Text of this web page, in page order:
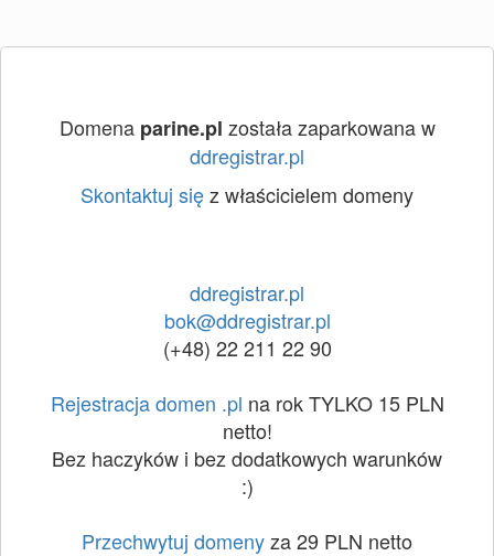
Domena parine.pl została zaparkowana w
ddregistrar.pl
Skontaktuj sięz właścicielem domeny
ddregistrar.pl
bok@ddregistrar.pl
(+48) 22 211 22 90
Rejestracja domen .pl na rok TYLKO 15 PLN
netto!
Bez haczyków i bez dodatkowych warunków
:)
Przechwytuj domenyza 29 PLN netto